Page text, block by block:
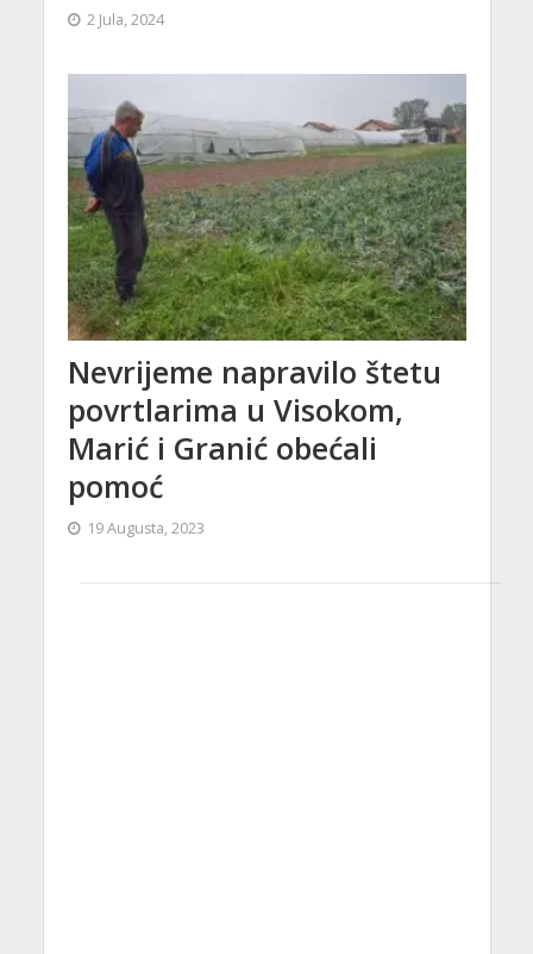
2 Jula, 2024
Nevrijeme napravilo štetu
povrtlarima u Visokom,
Marić i Granić obećali
pomoć
19 Augusta, 2023